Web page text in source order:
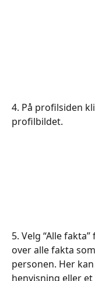
​​​​4. På profilsiden
profilbildet.
​​​​5. Velg “Alle
over alle fakta
personen. Her
henvisning eller